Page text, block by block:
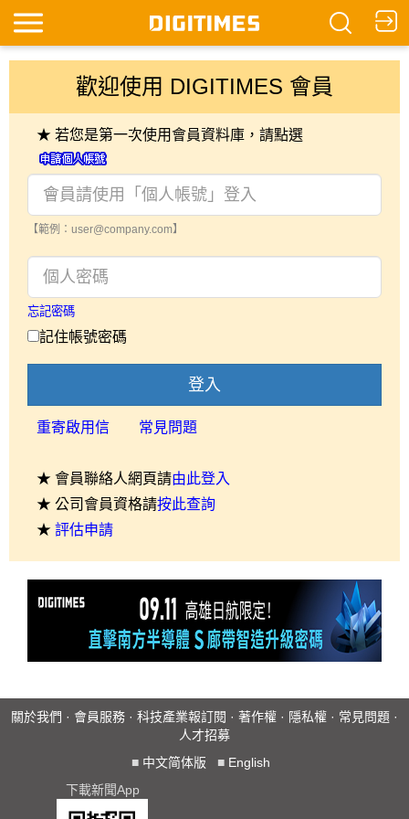
歡迎使用 DIGITIMES 會員
★ 若您是第一次使用會員資料庫，請點選
【範例：user@company.com】
忘記密碼
記住帳號密碼
登入
重寄啟用信 常見問題
★ 會員聯絡人網頁請由此登入
★ 公司會員資格請按此查詢
★ 評估申請
關於我們 · 會員服務 · 科技產業報訂閱 · 著作權 · 隱私權 · 常見問題 ·
人才招募
■ 中文简体版 ■ English
下載新聞App